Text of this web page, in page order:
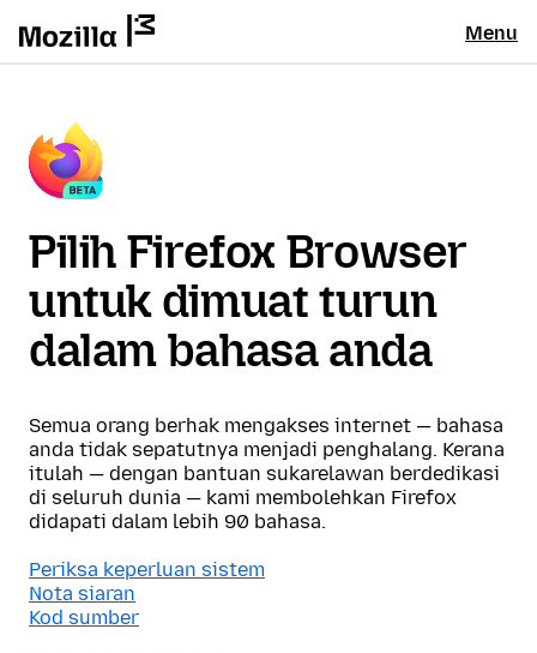
Menu
Pilih Firefox Browser
untuk dimuat turun
dalam bahasa anda
Semua orang berhak mengakses internet — bahasa
anda tidak sepatutnya menjadi penghalang. Kerana
itulah — dengan bantuan sukarelawan berdedikasi
di seluruh dunia — kami membolehkan Firefox
didapati dalam lebih 90 bahasa.
Periksa keperluan sistem
Nota siaran
Kod sumber